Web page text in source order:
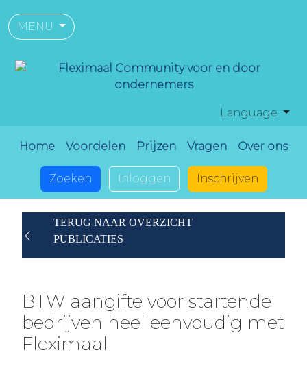
MENU
Language
Home Voordelen Prijzen Vragen Over ons
Zoeken Inloggen Inschrijven
TERUG NAAR OVERZICHT
PUBLICATIES
BTW aangifte voor startende
bedrijven heel eenvoudig met
Fleximaal